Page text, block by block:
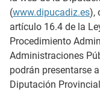
(www.dipucadiz.es),
artículo 16.4 de la
Procedimiento
Administraciones
podrán presentarse
Diputación